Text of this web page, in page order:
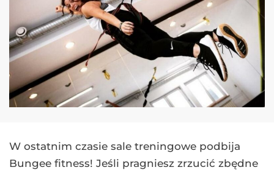
W ostatnim czasie sale treningowe podbija
Bungee fitness! Jeśli pragniesz zrzucić zbędne